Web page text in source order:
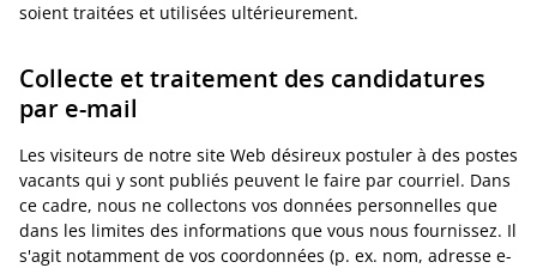
soient traitées et utilisées ultérieurement.
Collecte et traitement des candidatures
par e-mail
Les visiteurs de notre site Web désireux postuler à des postes
vacants qui y sont publiés peuvent le faire par courriel. Dans
ce cadre, nous ne collectons vos données personnelles que
dans les limites des informations que vous nous fournissez. Il
s'agit notamment de vos coordonnées (p. ex. nom, adresse e-